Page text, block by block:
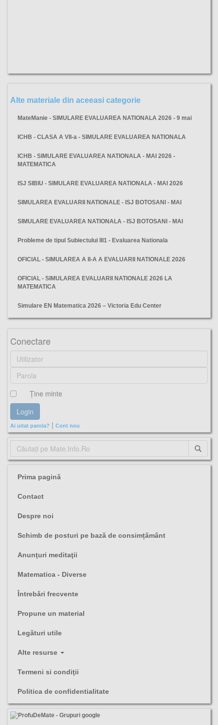
Alte materiale din aceeasi categorie
MateManie - SIMULARE EVALUAREA NATIONALA 2026 - 9 mai
ICHB - CLASA A VII-a - SIMULARE EVALUAREA NATIONALA
ICHB - SIMULARE EVALUAREA NATIONALA - MAI 2026 -
MATEMATICA
ISJ SIBIU - SIMULARE EVALUAREA NATIONALA - MAI 2026
SIMULAREA EVALUARII NATIONALE - ISJ BOTOSANI - MAI
SIMULARE EVALUAREA NATIONALA - ISJ BOTOSANI - MAI
Probleme de tipul Subiectului III1 - Evaluarea Nationala
OFICIAL - SIMULAREA A II-A A EVALUARII NATIONALE 2026
OFICIAL - SIMULAREA EVALUARII NATIONALE 2026 LA
MATEMATICA
Simulare EN Matematica 2026 – Victoria Edu Center
Conectare
Ţine minte
Ai uitat parola? | Cont nou
Prima pagină
Contact
Despre noi
Schimb de posturi pe bază de consimțământ
Anunţuri meditaţii
Matematica - Diverse
Întrebări frecvente
Propune un material
Legături utile
Alte resurse
Termeni si condiţii
Politica de confidentialitate